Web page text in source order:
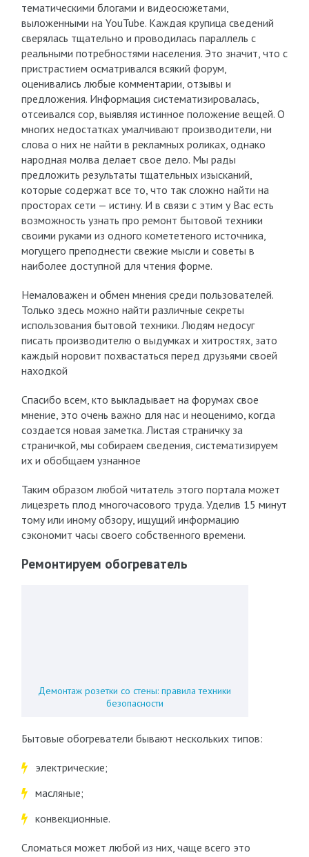
тематическими блогами и видеосюжетами,
выложенными на YouTube. Каждая крупица сведений
сверялась тщательно и проводилась параллель с
реальными потребностями населения. Это значит, что с
пристрастием осматривался всякий форум,
оценивались любые комментарии, отзывы и
предложения. Информация систематизировалась,
отсеивался сор, выявляя истинное положение вещей. О
многих недостатках умалчивают производители, ни
слова о них не найти в рекламных роликах, однако
народная молва делает свое дело. Мы рады
предложить результаты тщательных изысканий,
которые содержат все то, что так сложно найти на
просторах сети — истину. И в связи с этим у Вас есть
возможность узнать про ремонт бытовой техники
своими руками из одного комететеного источника,
могущего преподнести свежие мысли и советы в
наиболее доступной для чтения форме.
Немаловажен и обмен мнения среди пользователей.
Только здесь можно найти различные секреты
использования бытовой техники. Людям недосуг
писать производителю о выдумках и хитростях, зато
каждый норовит похвастаться перед друзьями своей
находкой
Спасибо всем, кто выкладывает на форумах свое
мнение, это очень важно для нас и неоценимо, когда
создается новая заметка. Листая страничку за
страничкой, мы собираем сведения, систематизируем
их и обобщаем узнанное
Таким образом любой читатель этого портала может
лицезреть плод многочасового труда. Уделив 15 минут
тому или иному обзору, ищущий информацию
сэкономит часы своего собственного времени.
Ремонтируем обогреватель
Демонтаж розетки со стены: правила техники
безопасности
Бытовые обогреватели бывают нескольких типов:
электрические;
масляные;
конвекционные.
Сломаться может любой из них, чаще всего это